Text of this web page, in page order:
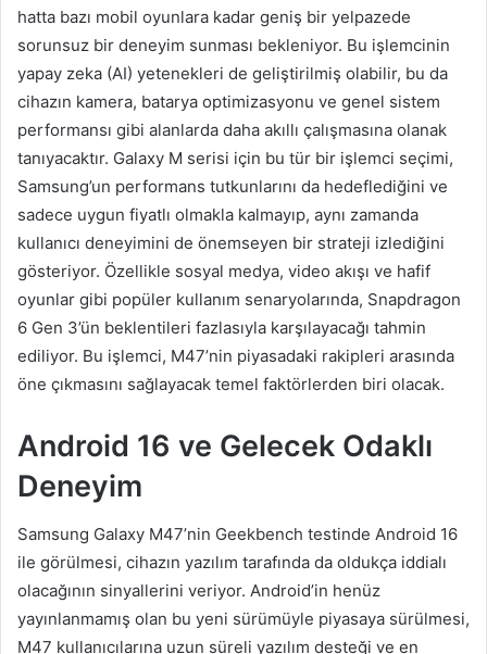
hatta bazı mobil oyunlara kadar geniş bir yelpazede
sorunsuz bir deneyim sunması bekleniyor. Bu işlemcinin
yapay zeka (AI) yetenekleri de geliştirilmiş olabilir, bu da
cihazın kamera, batarya optimizasyonu ve genel sistem
performansı gibi alanlarda daha akıllı çalışmasına olanak
tanıyacaktır. Galaxy M serisi için bu tür bir işlemci seçimi,
Samsung’un performans tutkunlarını da hedeflediğini ve
sadece uygun fiyatlı olmakla kalmayıp, aynı zamanda
kullanıcı deneyimini de önemseyen bir strateji izlediğini
gösteriyor. Özellikle sosyal medya, video akışı ve hafif
oyunlar gibi popüler kullanım senaryolarında, Snapdragon
6 Gen 3’ün beklentileri fazlasıyla karşılayacağı tahmin
ediliyor. Bu işlemci, M47’nin piyasadaki rakipleri arasında
öne çıkmasını sağlayacak temel faktörlerden biri olacak.
Android 16 ve Gelecek Odaklı
Deneyim
Samsung Galaxy M47’nin Geekbench testinde Android 16
ile görülmesi, cihazın yazılım tarafında da oldukça iddialı
olacağının sinyallerini veriyor. Android’in henüz
yayınlanmamış olan bu yeni sürümüyle piyasaya sürülmesi,
M47 kullanıcılarına uzun süreli yazılım desteği ve en